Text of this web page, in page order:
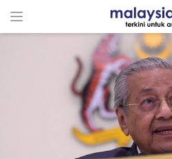
ADS